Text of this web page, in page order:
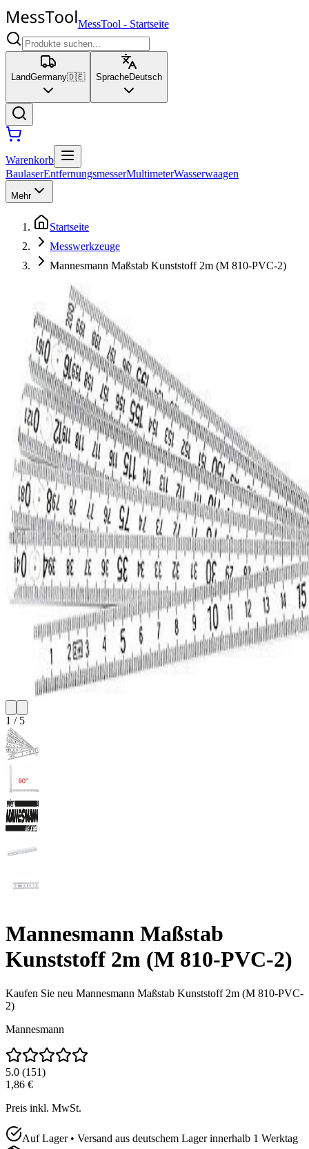
MessTool - Startseite
LandGermany🇩🇪 SpracheDeutsch
Warenkorb
BaulaserEntfernungsmesserMultimeterWasserwaagen
Mehr
Startseite
Messwerkzeuge
Mannesmann Maßstab Kunststoff 2m (M 810-PVC-2)
1 / 5
Mannesmann Maßstab
Kunststoff 2m (M 810-PVC-2)
Kaufen Sie neu Mannesmann Maßstab Kunststoff 2m (M 810-PVC-
2)
Mannesmann
5.0 (151)
1,86 €
Preis inkl. MwSt.
Auf Lager • Versand aus deutschem Lager innerhalb 1 Werktag